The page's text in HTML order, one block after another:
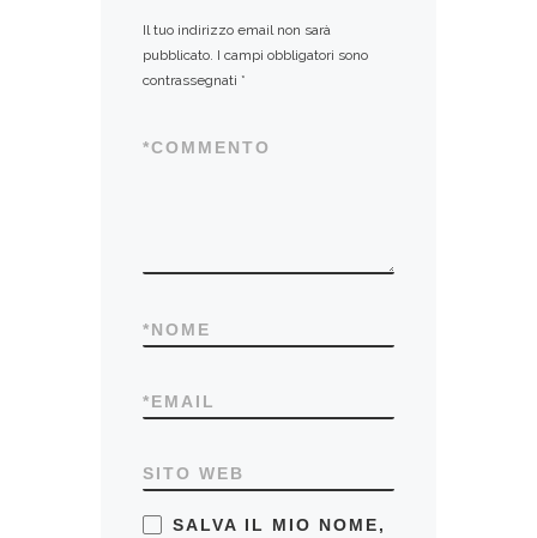
Il tuo indirizzo email non sarà
pubblicato. I campi obbligatori sono
contrassegnati *
COMMENTO
*
NOME
*
EMAIL
*
SITO WEB
SALVA IL MIO NOME,